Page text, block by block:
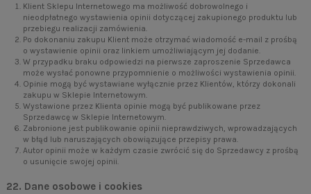
Klient Sklepu Internetowego ma możliwość dobrowolnego i
nieodpłatnego wystawienia opinii dotyczącej zakupionego produktu lub
przebiegu realizacji zamówienia.
Po dokonaniu zakupu Klient może otrzymać wiadomość e-mail z prośbą
o wystawienie opinii oraz linkiem umożliwiającym jej dodanie.
W przypadku braku odpowiedzi na pierwsze zaproszenie Sprzedawca
może wysłać ponowne przypomnienie o możliwości wystawienia opinii.
Opinie mogą być wystawiane wyłącznie przez Klientów, którzy dokonali
zakupu w Sklepie Internetowym.
Wystawione przez Klienta opinie mogą być publikowane przez
Sprzedawcę w Sklepie Internetowym.
Zabronione jest publikowanie opinii nieprawdziwych, wprowadzających
w błąd lub naruszających obowiązujące przepisy prawa.
Autor opinii może w każdym czasie zwrócić się do Sprzedawcy z prośbą
o usunięcie swojej opinii.
22. Dane osobowe i cookies